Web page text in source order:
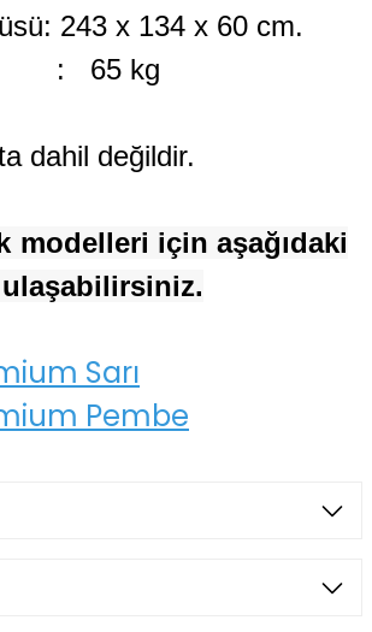
243 x 134 x 60 cm.
: 65 kg
dahil değildir.
modelleri için aşağıdaki
Sarı
Pembe